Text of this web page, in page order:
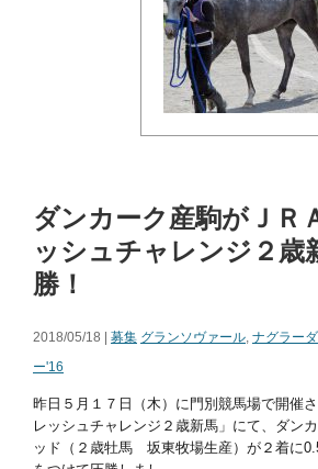
ダンカーク産駒がＪＲ
ッシュチャレンジ２歳
勝！
2018/05/18 | 募集 グランソヴァール, ナグラーダ
ー'16
昨日５月１７日（木）に門別競馬場で開催
レッシュチャレンジ２歳新馬」にて、ダン
ッド（２歳牡馬 坂東牧場生産）が２着に